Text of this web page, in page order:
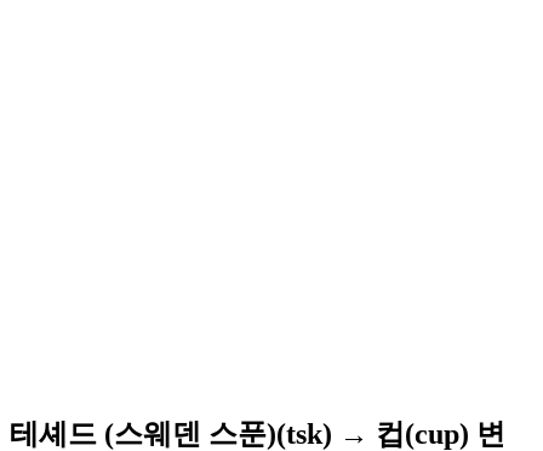
테셰드 (스웨덴 스푼)(tsk) → 컵(cup) 변